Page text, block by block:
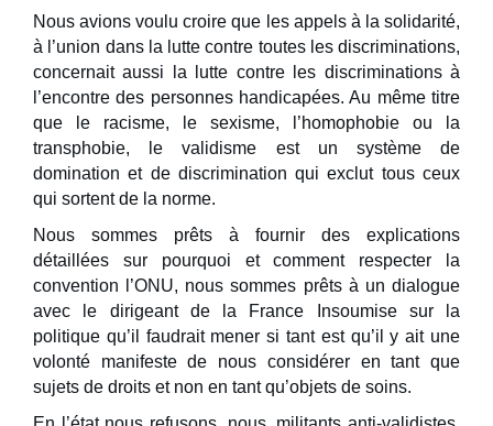
Nous avions voulu croire que les appels à la solidarité,
à l’union dans la lutte contre toutes les discriminations,
concernait aussi la lutte contre les discriminations à
l’encontre des personnes handicapées. Au même titre
que le racisme, le sexisme, l’homophobie ou la
transphobie, le validisme est un système de
domination et de discrimination qui exclut tous ceux
qui sortent de la norme.
Nous sommes prêts à fournir des explications
détaillées sur pourquoi et comment respecter la
convention l’ONU, nous sommes prêts à un dialogue
avec le dirigeant de la France Insoumise sur la
politique qu’il faudrait mener si tant est qu’il y ait une
volonté manifeste de nous considérer en tant que
sujets de droits et non en tant qu’objets de soins.